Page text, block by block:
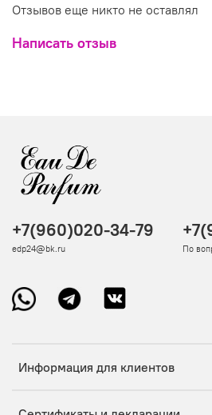
Отзывов еще никто не оставлял
Написать отзыв
Информация для клиентов
+7(960)020-34-79
edp24@bk.ru По